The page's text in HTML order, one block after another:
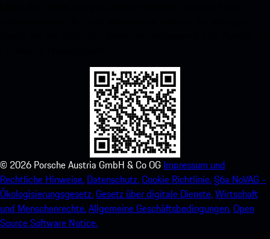
© 2026 Porsche Austria GmbH & Co OG Impressum und
Rechtliche Hinweise. Datenschutz.Cookie Richtlinie.§6a NoVAG -
Ökologisierungsgesetz.Gesetz über digitale Dienste.Wirtschaft
und Menschenrechte.Allgemeine Geschäftsbedingungen.Open
Source Software Notice.